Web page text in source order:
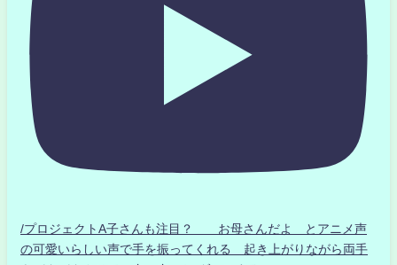
/プロジェクトA子さんも注目？ お母さんだよ とアニメ声
の可愛いらしい声で手を振ってくれる 起き上がりながら両手